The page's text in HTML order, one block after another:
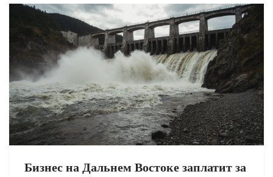
Бизнес на Дальнем Востоке заплатит за